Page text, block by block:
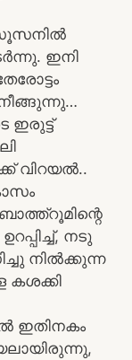
ഇനി
ഇരുട്ട്
വിറയൽ..
നടു
നിൽക്കുന്ന
കശക്കി
ഇതിനകം